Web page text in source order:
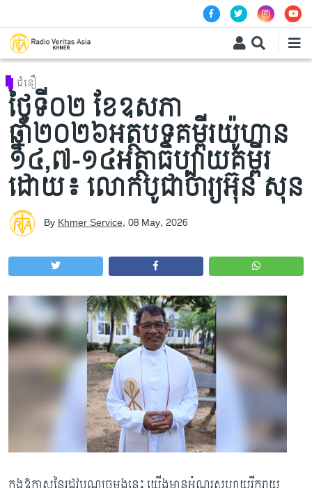
ជំនឿ
ថ្ងៃទី០២ ខែឧសភា
ឆ្នាំ២០២៦អត្ថបទគម្ពីរយ៉ូហាន
១៤,៧-១៤អត្ថាធិប្បាយគម្ពីរ
ដោយ៖ លោកបូជាចារ្យអ៊ុន សុន
ByKhmer Service, 08 May, 2026